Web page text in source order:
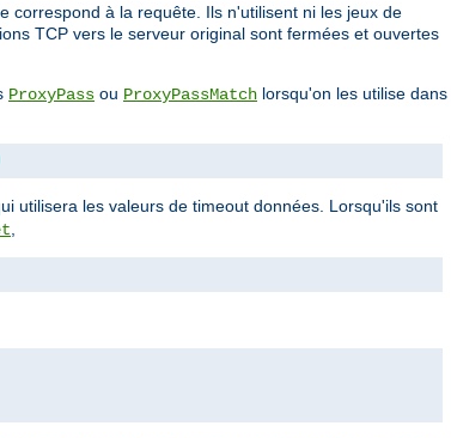
correspond à la requête. Ils n'utilisent ni les jeux de
TCP vers le serveur original sont fermées et ouvertes
ProxyPass ou ProxyPassMatch lorsqu'on les utilise dans
utilisera les valeurs de timeout données. Lorsqu'ils sont